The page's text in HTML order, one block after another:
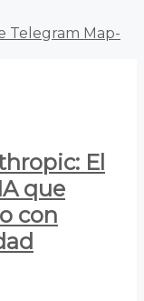
Telegram Map-
El
que
con